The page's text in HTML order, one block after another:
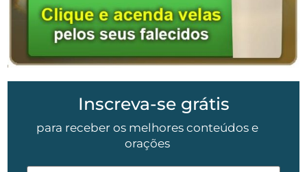
Inscreva-se grátis
para receber os melhores conteúdos e
orações